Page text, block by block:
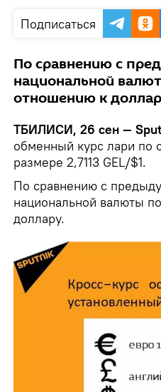
Подписаться
По сравнению с
национальной
отношению к
ТБИЛИСИ, 26 сен —
обменный курс лари по
размере 2,7113 GEL/$1.
По сравнению с
национальной валюты
доллару.